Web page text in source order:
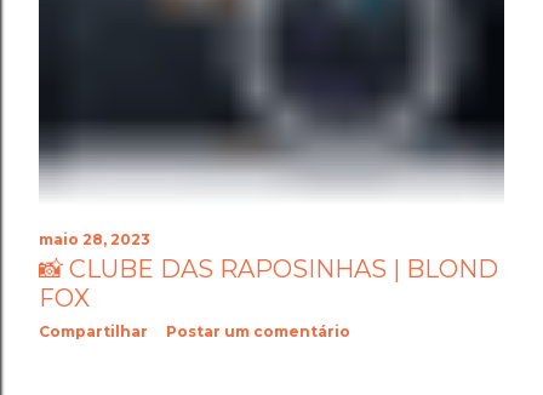
maio 28, 2023
📸 CLUBE DAS RAPOSINHAS | BLOND
FOX
Compartilhar Postar um comentário